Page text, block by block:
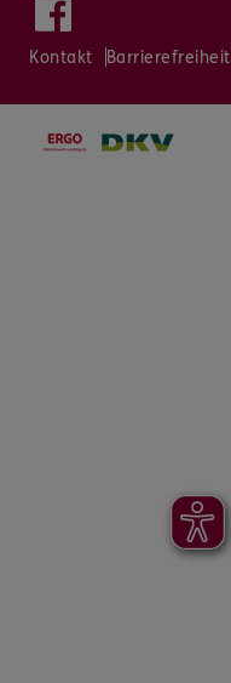
Kontakt Barrierefreiheit